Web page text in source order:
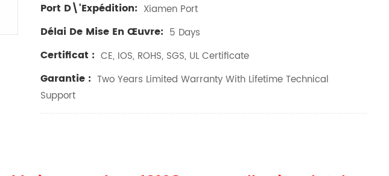
Port D\'expédition: Xiamen Port
Délai De Mise En Œuvre: 5 Days
Certificat : CE, IOS, ROHS, SGS, UL Certificate
Garantie : Two Years Limited Warranty With Lifetime Technical
Support